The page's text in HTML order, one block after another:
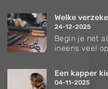
Welke
24-12-2025
Begin je net
ineens veel
Een kapper
04-11-2025